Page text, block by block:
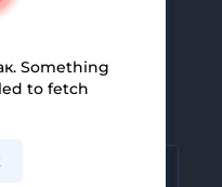
к
и
Something
to fetch